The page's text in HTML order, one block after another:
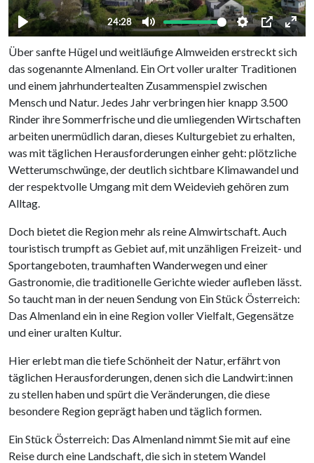
Über sanfte Hügel und weitläufige Almweiden erstreckt sich
das sogenannte Almenland. Ein Ort voller uralter Traditionen
und einem jahrhundertealten Zusammenspiel zwischen
Mensch und Natur. Jedes Jahr verbringen hier knapp 3.500
Rinder ihre Sommerfrische und die umliegenden Wirtschaften
arbeiten unermüdlich daran, dieses Kulturgebiet zu erhalten,
was mit täglichen Herausforderungen einher geht: plötzliche
Wetterumschwünge, der deutlich sichtbare Klimawandel und
der respektvolle Umgang mit dem Weidevieh gehören zum
Alltag.
Doch bietet die Region mehr als reine Almwirtschaft. Auch
touristisch trumpft as Gebiet auf, mit unzähligen Freizeit- und
Sportangeboten, traumhaften Wanderwegen und einer
Gastronomie, die traditionelle Gerichte wieder aufleben lässt.
So taucht man in der neuen Sendung von Ein Stück Österreich:
Das Almenland ein in eine Region voller Vielfalt, Gegensätze
und einer uralten Kultur.
Hier erlebt man die tiefe Schönheit der Natur, erfährt von
täglichen Herausforderungen, denen sich die Landwirt:innen
zu stellen haben und spürt die Veränderungen, die diese
besondere Region geprägt haben und täglich formen.
Ein Stück Österreich: Das Almenland nimmt Sie mit auf eine
Reise durch eine Landschaft, die sich in stetem Wandel